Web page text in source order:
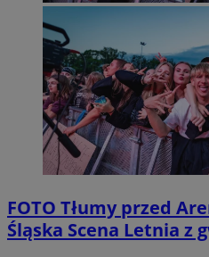
FOTO Tłumy przed
Śląska Scena Letnia z